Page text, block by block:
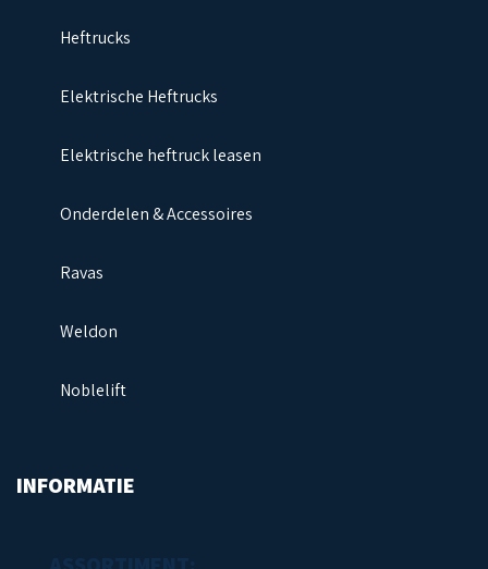
Heftrucks
Elektrische Heftrucks
Elektrische heftruck leasen
Onderdelen & Accessoires
Ravas
Weldon
Noblelift
INFORMATIE